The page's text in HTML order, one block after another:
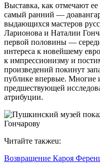
Выставка, как отмечают
самый ранний —
выдающихся мастеров
Ларионова и Наталии
первой половины —
интереса к новейшему
к импрессионизму и
произведений покинут
публике впервые. Многие
предшествующей
атрибуции.
Читайте такжеu:
Возвращение Кароя